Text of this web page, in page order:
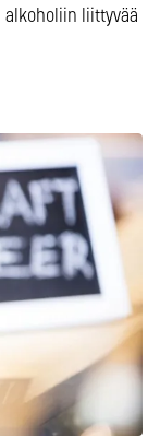
alkoholiin liittyvää